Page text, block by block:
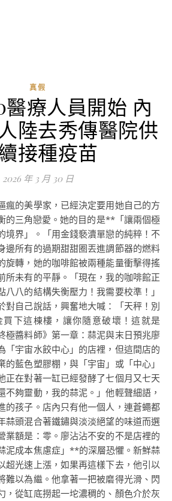
真假
療人員開始 內
陸去秀傳醫院供
接種疫苗
2026 年 3 月 30 日
的三角戀愛。她的目的是**「讓兩個極
境界」。「用金錢褻瀆單戀的純粹！不
邊所有的過期甜甜圈丟進調節器的燃料
旋轉，她的咖啡館被兩種能量衝擊得搖
所未有的平靜。「現在，我的咖啡館正
八八的結構失衡壓力！我需要校準！」
對自己說話，興奮地大喊：「天秤！別
下這棟樓，讓你隨意破壞！這就是
極醬料師》第一章：蒜泥與末日預兆廖
「宇宙水餃中心」的店裡，但這間店的
的藍色塑膠棚，與「宇宙」或「中心」
正在對著一缸已經發酵了七個月又七天
不夠靈動，我的蒜泥。」他輕聲細語，
的孩子。店內只有他一個人，連蒼蠅都
蒜頭混合著鐵鏽與淡淡絕望的味道而選
業額是：零。廖沾沾不安的不是店裡的
泥成本焦慮症」**的深層恐懼。新鮮蒜
超光速上漲，如果再這樣下去，他引以
難以為繼。他拿著一把被磨得光滑、閃
，從缸底撈起一坨濃稠的、顏色介於灰